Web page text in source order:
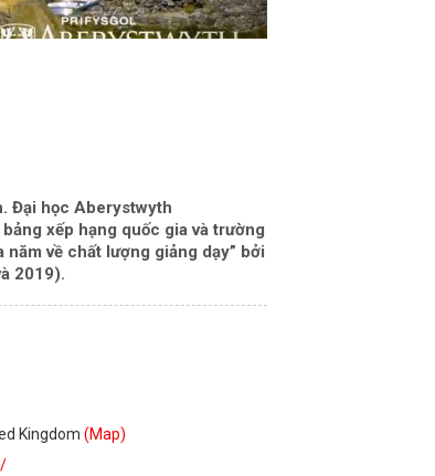
. Đại học Aberystwyth
xếp hạng quốc gia và trường
về chất lượng giảng dạy” bởi
2019).
Kingdom(Map)